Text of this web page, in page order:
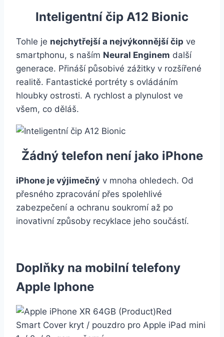
Inteligentní čip A12 Bionic
Tohle je nejchytřejší a nejvýkonnější čip ve
smartphonu, s naším Neural Enginem další
generace. Přináší působivé zážitky v rozšířené
realitě. Fantastické portréty s ovládáním
hloubky ostrosti. A rychlost a plynulost ve
všem, co děláš.
Žádný telefon není jako iPhone
iPhone je výjimečný v mnoha ohledech. Od
přesného zpracování přes spolehlivé
zabezpečení a ochranu soukromí až po
inovativní způsoby recyklace jeho součástí.
Doplňky na mobilní telefony
Apple Iphone
Smart Cover kryt / pouzdro pro Apple iPad mini